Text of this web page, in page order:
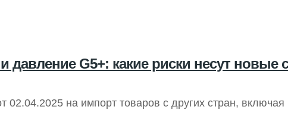
давление G5+: какие риски несут новые
на импорт товаров с других стран,